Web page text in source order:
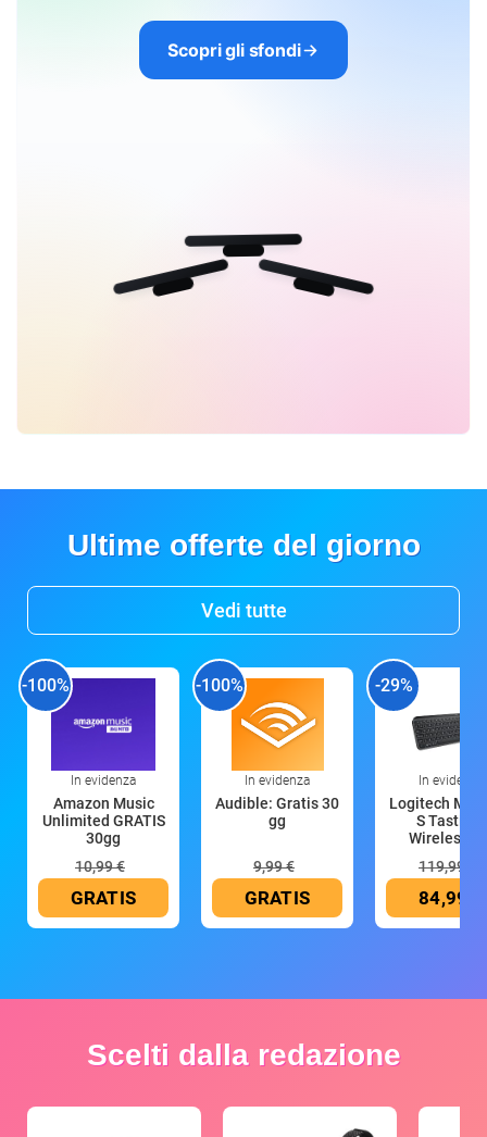
Scopri gli sfondi
Ultime offerte del giorno
Vedi tutte
-100%
In evidenza
Amazon Music
Unlimited GRATIS
30gg
10,99 €
GRATIS
-100%
In evidenza
Audible: Gratis 30
gg
9,99 €
GRATIS
-29%
In evidenza
Logitech MX
S Tastiera
Wireless
119,99 €
84,99 €
Scelti dalla redazione